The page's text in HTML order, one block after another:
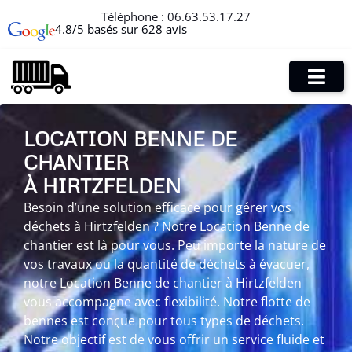
Téléphone : 06.63.53.17.27
4.8/5 basés sur 628 avis
LOCATION BENNE DE
CHANTIER
À HIRTZFELDEN
Besoin d’une solution efficace pour gérer vos
déchets à Hirtzfelden ? Notre Location Benne de
chantier est là pour vous. Peu importe la nature de
vos travaux ou la quantité de déchets à évacuer,
notre Location Benne de chantier à Hirtzfelden
vous accompagne avec flexibilité. Notre flotte de
bennes est conçue pour tous types de déchets.
Notre objectif est de vous offrir un service fluide et